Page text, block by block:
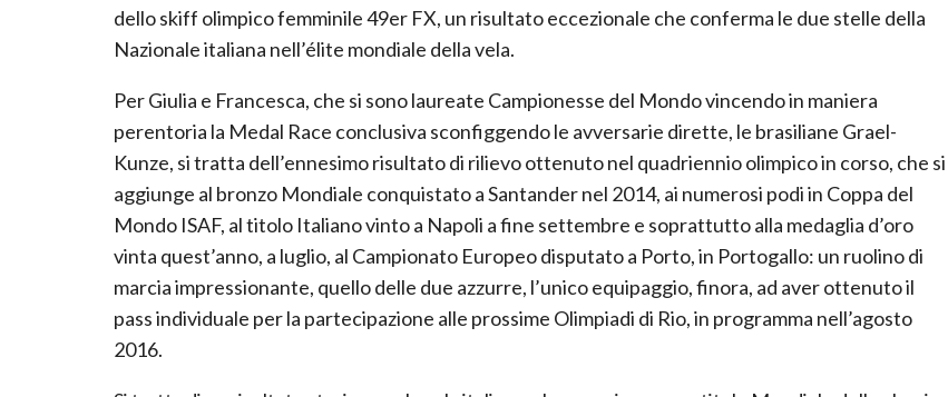
dello skiff olimpico femminile 49er FX, un risultato eccezionale che conferma le due stelle della
Nazionale italiana nell’élite mondiale della vela.
Per Giulia e Francesca, che si sono laureate Campionesse del Mondo vincendo in maniera
perentoria la Medal Race conclusiva sconfiggendo le avversarie dirette, le brasiliane Grael-
Kunze, si tratta dell’ennesimo risultato di rilievo ottenuto nel quadriennio olimpico in corso, che si
aggiunge al bronzo Mondiale conquistato a Santander nel 2014, ai numerosi podi in Coppa del
Mondo ISAF, al titolo Italiano vinto a Napoli a fine settembre e soprattutto alla medaglia d’oro
vinta quest’anno, a luglio, al Campionato Europeo disputato a Porto, in Portogallo: un ruolino di
marcia impressionante, quello delle due azzurre, l’unico equipaggio, finora, ad aver ottenuto il
pass individuale per la partecipazione alle prossime Olimpiadi di Rio, in programma nell’agosto
2016.